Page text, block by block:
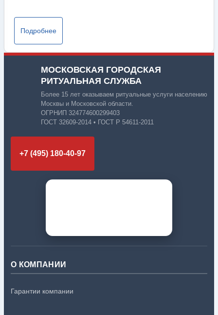
Подробнее
МОСКОВСКАЯ ГОРОДСКАЯ
РИТУАЛЬНАЯ СЛУЖБА
Более 15 лет оказываем ритуальные услуги населению
Москвы и Московской области.
ОГРНИП 324774600299403
ГОСТ 32609-2014 • ГОСТ Р 54611-2011
+7 (495) 180-40-97
О КОМПАНИИ
Гарантии компании